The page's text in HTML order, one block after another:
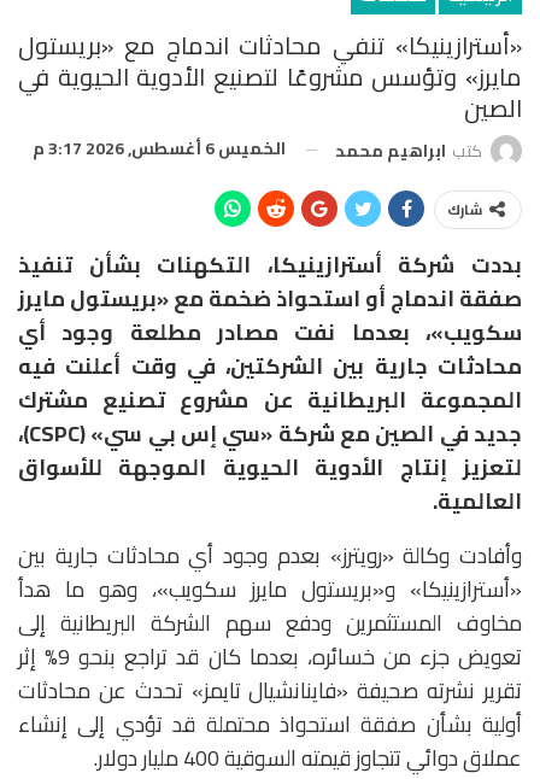
«أسترازينيكا» تنفي محادثات اندماج مع «بريستول
مايرز» وتؤسس مشروعًا لتصنيع الأدوية الحيوية في
الصين
كتب ابراهيم محمد الخميس 6 أغسطس, 2026 3:17 م
شارك
بددت شركة أسترازينيكا، التكهنات بشأن تنفيذ
صفقة اندماج أو استحواذ ضخمة مع «بريستول مايرز
سكويب»، بعدما نفت مصادر مطلعة وجود أي
محادثات جارية بين الشركتين، في وقت أعلنت فيه
المجموعة البريطانية عن مشروع تصنيع مشترك
جديد في الصين مع شركة «سي إس بي سي» (CSPC)،
لتعزيز إنتاج الأدوية الحيوية الموجهة للأسواق
العالمية.
وأفادت وكالة «رويترز» بعدم وجود أي محادثات جارية بين
«أسترازينيكا» و«بريستول مايرز سكويب»، وهو ما هدأ
مخاوف المستثمرين ودفع سهم الشركة البريطانية إلى
تعويض جزء من خسائره، بعدما كان قد تراجع بنحو 9% إثر
تقرير نشرته صحيفة «فاينانشيال تايمز» تحدث عن محادثات
أولية بشأن صفقة استحواذ محتملة قد تؤدي إلى إنشاء
عملاق دوائي تتجاوز قيمته السوقية 400 مليار دولار.